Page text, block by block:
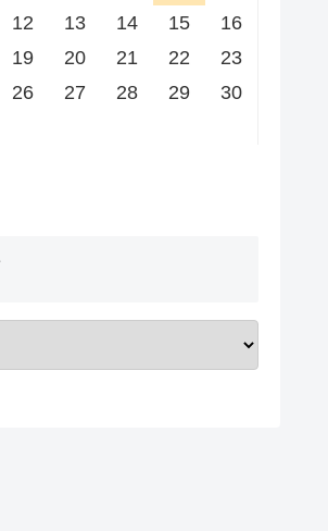
12 13 14 15
16
19 20 21 22
23
26 27 28 29
30